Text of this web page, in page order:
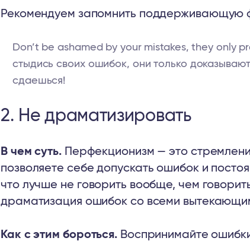
Рекомендуем запомнить поддерживающую
Don’t be ashamed by your mistakes, they only
стыдись своих ошибок, они только
сдаешься!
2. Не драматизировать
В чем суть.Перфекционизм — это
позволяете себе допускать ошибок и
что лучше не говорить вообще, чем
драматизация ошибок со всеми
Как с этим бороться. Воспринимайте